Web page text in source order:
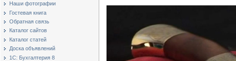
Наши фотографии
Гостевая книга
Обратная связь
Каталог сайтов
Каталог статей
Доска объявлений
1С: Бухгалтерия 8